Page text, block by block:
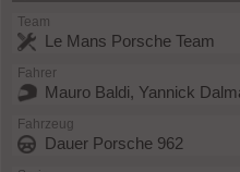
Team
Le Mans Porsche Team
Fahrer
Mauro Baldi, Yannick
Fahrzeug
Dauer Porsche 962